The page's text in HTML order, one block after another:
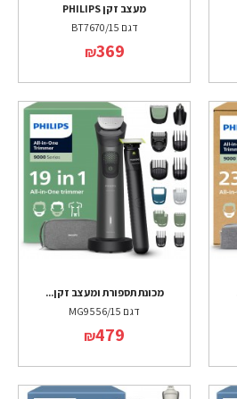
מעצב זקן PHILIPS
דגם BT7670/15
₪369
מכונת תספורת ומעצב זקן...
דגם MG9556/15
₪479